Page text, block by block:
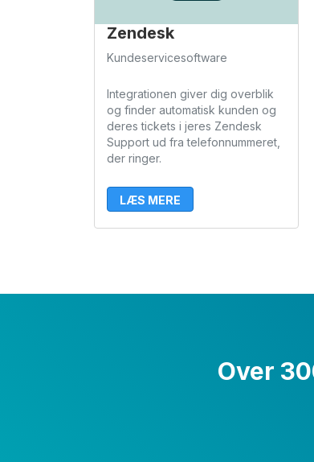
Zendesk
Kundeservicesoftware
Integrationen giver dig overblik
og finder automatisk kunden og
deres tickets i jeres Zendesk
Support ud fra telefonnummeret,
der ringer.
LÆS MERE
Over